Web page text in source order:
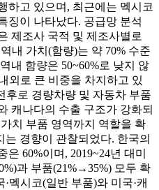
하고 있으며, 최근에는 멕시코
징이 나타났다. 공급망 분석
제조사 국적 및 제조사별로
내 가치(함량)는 약 70% 수준
내 함량은 50~60%로 낮지 않
외로 큰 비중을 차지하고 있
후로 경량차량 및 자동차 부품
캐나다의 수출 구조가 강화되
치 부품 영역까지 역할을 확
경향이 관찰되었다. 한국의
60%이며, 2019~24년 대미
과 부품(21%→35%) 모두 확
멕시코(일반 부품)와 미국·캐